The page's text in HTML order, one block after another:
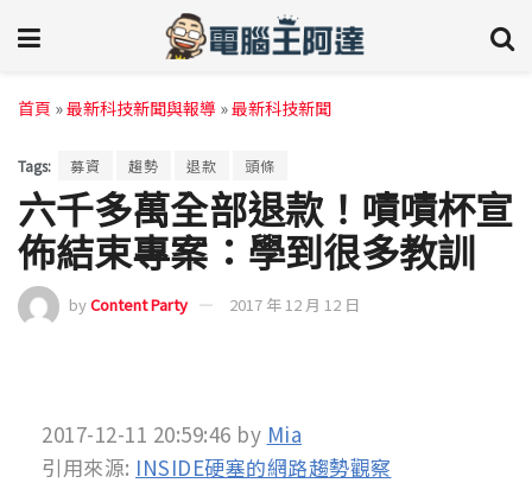
首頁 »最新科技新聞與報導 »最新科技新聞
Tags: 募資 趨勢 退款 頭條
六千多萬全部退款！嘖嘖杯宣
佈結束專案：學到很多教訓
byContent Party 2017 年 12 月 12 日
2017-12-11 20:59:46 by Mia
引用來源: INSIDE硬塞的網路趨勢觀察